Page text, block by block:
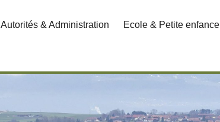
Autorités & Administration Ecole & Petite enfance